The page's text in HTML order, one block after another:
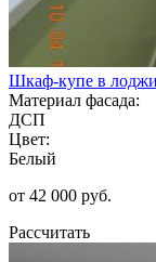
Шкаф-купе в
Материал фасада:
ДСП
Цвет:
Белый
от 42 000 руб.
Рассчитать